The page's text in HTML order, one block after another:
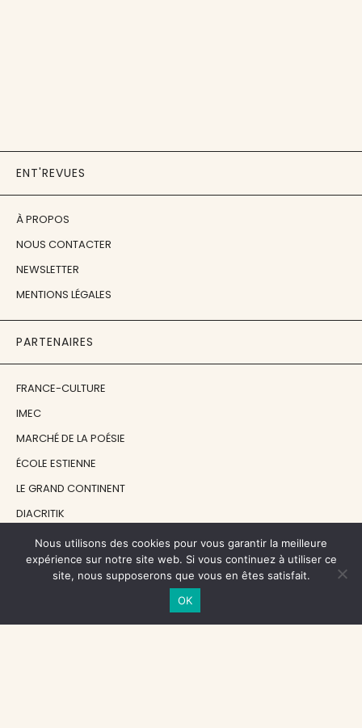
ENT'REVUES
À PROPOS
NOUS CONTACTER
NEWSLETTER
MENTIONS LÉGALES
PARTENAIRES
FRANCE-CULTURE
IMEC
MARCHÉ DE LA POÉSIE
ÉCOLE ESTIENNE
LE GRAND CONTINENT
DIACRITIK
EN ATTENDANT NADEAU
NOS SOUTIENS
Nous utilisons des cookies pour vous garantir la meilleure
expérience sur notre site web. Si vous continuez à utiliser ce
site, nous supposerons que vous en êtes satisfait.
OK